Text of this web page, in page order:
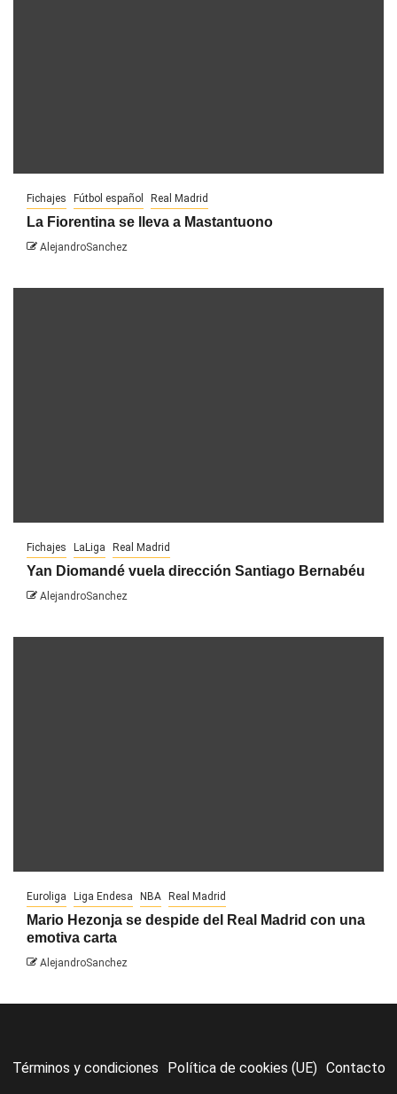
Fichajes Fútbol español Real Madrid
La Fiorentina se lleva a Mastantuono
AlejandroSanchez
Fichajes LaLiga Real Madrid
Yan Diomandé vuela dirección Santiago Bernabéu
AlejandroSanchez
Euroliga Liga Endesa NBA Real Madrid
Mario Hezonja se despide del Real Madrid con una
emotiva carta
AlejandroSanchez
Términos y condiciones Política de cookies (UE) Contacto